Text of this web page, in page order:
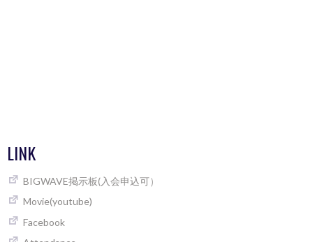
LINK
BIGWAVE掲示板(入会申込可）
Movie(youtube)
Facebook